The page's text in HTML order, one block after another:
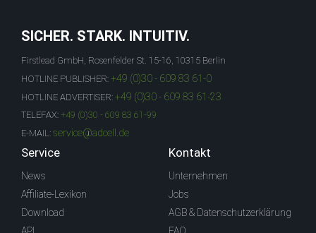
SICHER. STARK. INTUITIV.
Firstlead GmbH, Rosenfelder St. 15-16, 10315 Berlin
HOTLINE PUBLISHER: +49 (0)30 - 609 83 61-0
HOTLINE ADVERTISER: +49 (0)30 - 609 83 61-23
TELEFAX: +49 (0)30 - 609 83 61-99
E-MAIL: service@adcell.de
Service
News
Affiliate-Lexikon
Download
Kontakt
Unternehmen
Jobs
AGB & Datenschutzerklärung